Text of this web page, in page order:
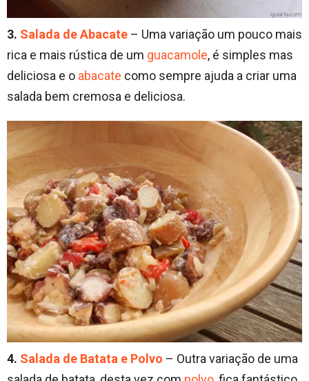
3. Salada de Abacate – Uma variação um pouco mais
rica e mais rústica de um guacamole, é simples mas
deliciosa e o abacate como sempre ajuda a criar uma
salada bem cremosa e deliciosa.
4. Salada de Batata e Polvo – Outra variação de uma